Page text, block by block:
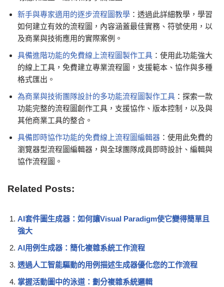
新手與專家適用的逐步流程圖教學 ：透過此詳細教學，學習
如何建立有效的流程圖，內容涵蓋最佳實務、符號使用，以
及商業與技術應用的實際案例。
具備進階功能的免費線上流程圖製作工具 ：使用此功能強大
的線上工具，免費建立專業流程圖，支援範本、協作與多種
格式匯出。
為商業與技術團隊設計的多功能流程圖製作工具 ：探索一款
功能完整的流程圖創作工具，支援協作、版本控制，以及與
其他商業工具的整合。
具備即時協作功能的免費線上流程圖編輯器 ：使用此免費的
瀏覽器型流程圖編輯器，與全球團隊成員即時設計、編輯與
協作流程圖。
Related Posts:
AI套件圖生成器：如何讓Visual Paradigm使它變得簡單且
強大
AI用例生成器：簡化複雜系統工作流程
透過人工智能驅動的用例描述生成器優化您的工作流程
掌握活動圖中的泳道：劃分複雜系統邏輯